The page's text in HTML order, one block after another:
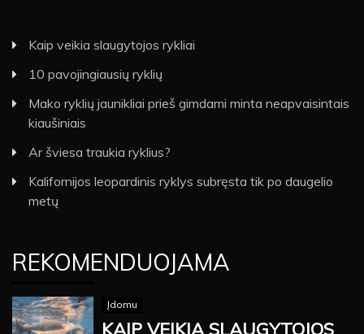
Kaip veikia slaugytojos rykliai
10 pavojingiausių ryklių
Mako ryklių jaunikliai prieš gimdami minta neapvaisintais
kiaušiniais
Ar šviesa traukia ryklius?
Kalifornijos leopardinis ryklys subręsta tik po daugelio
metų
REKOMENDUOJAMA
Įdomu
KAIP VEIKIA SLAUGYTOJOS